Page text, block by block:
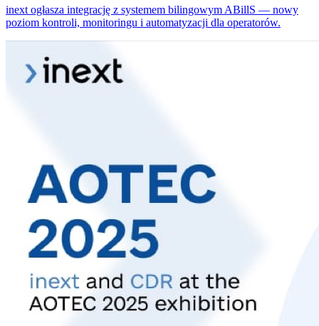
inext ogłasza integrację z systemem bilingowym ABillS — nowy
poziom kontroli, monitoringu i automatyzacji dla operatorów.